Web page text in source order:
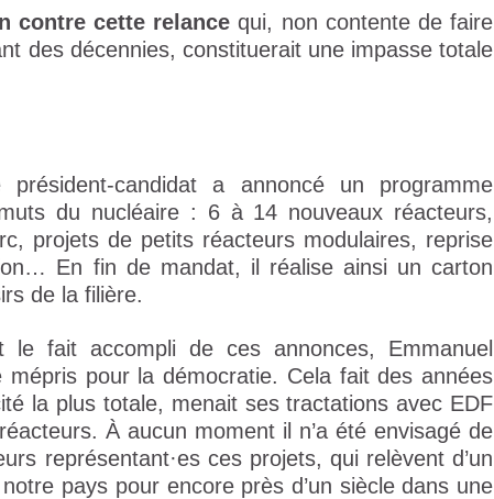
contre cette relance qui, non contente de faire
des décennies, constituerait une impasse totale
candidat a annoncé un programme
du nucléaire : 6 à 14 nouveaux réacteurs,
projets de petits réacteurs modulaires, reprise
En fin de mandat, il réalise ainsi un carton
de la filière.
le fait accompli de ces annonces, Emmanuel
mépris pour la démocratie. Cela fait des années
la plus totale, menait ses tractations avec EDF
À aucun moment il n’a été envisagé de
représentant·es ces projets, qui relèvent d’un
pays pour encore près d’un siècle dans une